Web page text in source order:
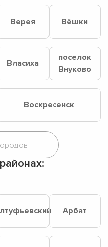
Верея Вёшки
Власиха
поселок
Внуково
Воскресенск
Арбат